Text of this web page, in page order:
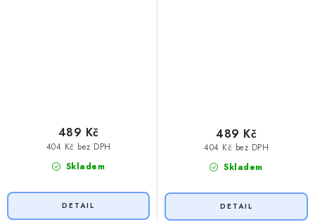
Skladem
404 Kč bez DPH
489 Kč
Skladem
404 Kč bez DPH
489 Kč